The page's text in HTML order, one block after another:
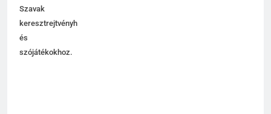
jelentése.
Szavak
keresztrejtvényhez
és